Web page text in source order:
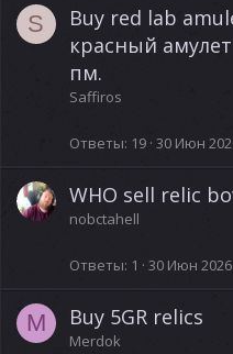
S
Buy red lab
красный
пм.
Saffiros
Ответы 19 30 Июн
WHO sell relic
nobctahell
Ответы 1 30 Июн 2026
M Buy 5GR relics
Merdok